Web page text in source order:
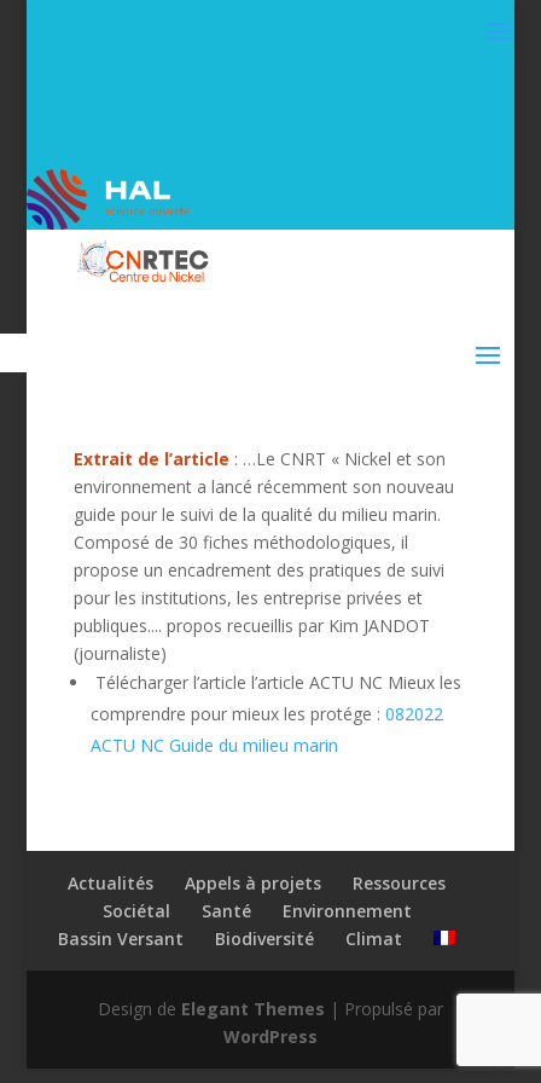
Extrait de l’article : …Le CNRT « Nickel et son
environnement a lancé récemment son nouveau
guide pour le suivi de la qualité du milieu marin.
Composé de 30 fiches méthodologiques, il
propose un encadrement des pratiques de suivi
pour les institutions, les entreprise privées et
publiques.... propos recueillis par Kim JANDOT
(journaliste)
Télécharger l’article l’article ACTU NC Mieux les
comprendre pour mieux les protége : 082022
ACTU NC Guide du milieu marin
Actualités Appels à projets
Ressources
Sociétal
Santé
Environnement
Bassin Versant
Biodiversité Climat
Design de Elegant Themes | Propulsé par
WordPress